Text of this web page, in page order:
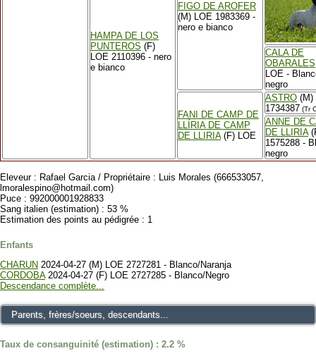
HAMPA DE LOS
PUNTEROS (F)
LOE 2110396 - nero
e bianco
FIGO DE AROFER
(M) LOE 1983369 -
nero e bianco
CALA DE
OBARALES
LOE -
negro
FANI DE CAMP DE
LLÍRIA DE CAMP
DE LLIRIA(F) LOE
ASTRO (M)
1734387 (Tr
ANNE DE
DE LLIRIA
1575288 -
negro
Eleveur : Rafael Garcia / Propriétaire : Luis Morales (666533057,
lmoralespino@hotmail.com)
Puce : 992000001928833
Sang italien (estimation) : 53 %
Estimation des points au pédigrée : 1
Enfants
CHARUN 2024-04-27 (M) LOE 2727281 - Blanco/Naranja
CORDOBA2024-04-27 (F) LOE 2727285 - Blanco/Negro
Descendance complète...
Parents, frères/soeurs, descendants...
Taux de consanguinité (estimation) : 2.2 %